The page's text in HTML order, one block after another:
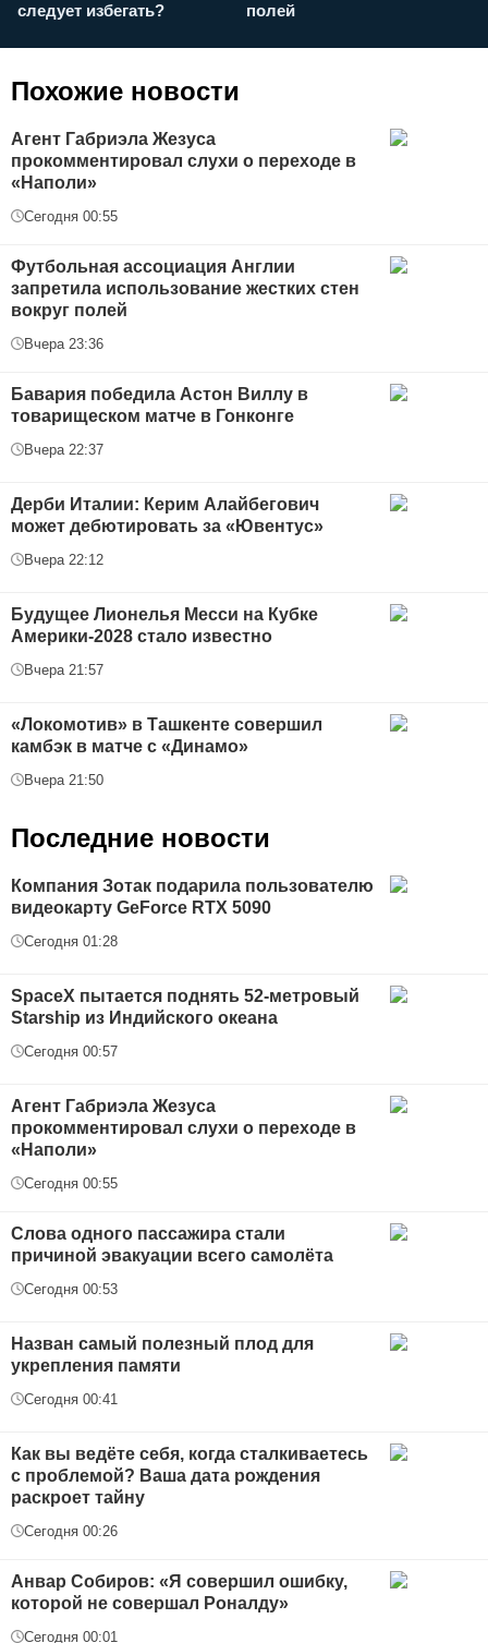
следует избегать?
полей
Похожие новости
Агент Габриэла Жезуса
прокомментировал слухи о переходе в
«Наполи»
Сегодня 00:55
Футбольная ассоциация Англии
запретила использование жестких стен
вокруг полей
Вчера 23:36
Бавария победила Астон Виллу в
товарищеском матче в Гонконге
Вчера 22:37
Дерби Италии: Керим Алайбегович
может дебютировать за «Ювентус»
Вчера 22:12
Будущее Лионелья Месси на Кубке
Америки-2028 стало известно
Вчера 21:57
«Локомотив» в Ташкенте совершил
камбэк в матче с «Динамо»
Вчера 21:50
Последние новости
Компания Зотак подарила пользователю
видеокарту GeForce RTX 5090
Сегодня 01:28
SpaceX пытается поднять 52-метровый
Starship из Индийского океана
Сегодня 00:57
Агент Габриэла Жезуса
прокомментировал слухи о переходе в
«Наполи»
Сегодня 00:55
Слова одного пассажира стали
причиной эвакуации всего самолёта
Сегодня 00:53
Назван самый полезный плод для
укрепления памяти
Сегодня 00:41
Как вы ведёте себя, когда сталкиваетесь
с проблемой? Ваша дата рождения
раскроет тайну
Сегодня 00:26
Анвар Собиров: «Я совершил ошибку,
которой не совершал Роналду»
Сегодня 00:01